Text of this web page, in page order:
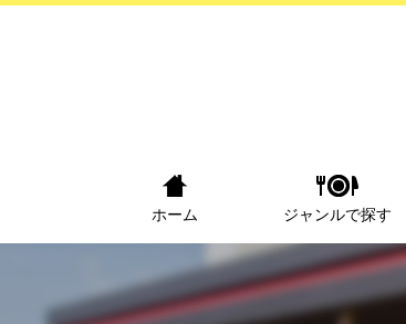
ホーム ジャンルで探す